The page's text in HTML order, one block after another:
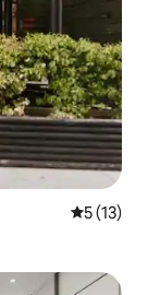
從 13 則
5 (13)